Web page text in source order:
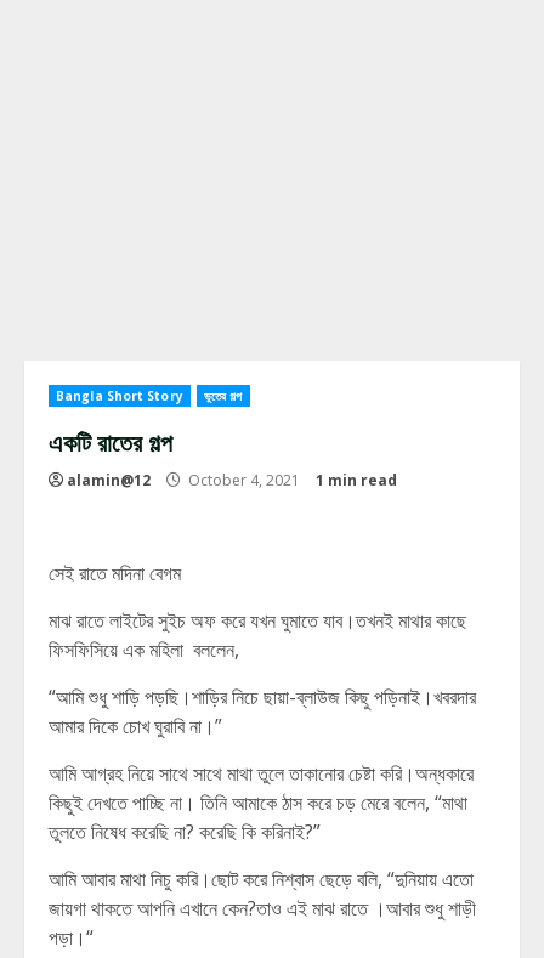
Bangla Short Story ভুতের গল্প
একটি রাতের গল্প
alamin@12 October 4, 2021 1 min read
সেই রাতে মদিনা বেগম
মাঝ রাতে লাইটের সুইচ অফ করে যখন ঘুমাতে যাব।তখনই মাথার কাছে
ফিসফিসিয়ে এক মহিলা বললেন,
“আমি শুধু শাড়ি পড়ছি।শাড়ির নিচে ছায়া-ব্লাউজ কিছু পড়িনাই।খবরদার
আমার দিকে চোখ ঘুরাবি না।”
আমি আগ্রহ নিয়ে সাথে সাথে মাথা তুলে তাকানোর চেষ্টা করি।অন্ধকারে
কিছুই দেখতে পাচ্ছি না। তিনি আমাকে ঠাস করে চড় মেরে বলেন, “মাথা
তুলতে নিষেধ করেছি না? করেছি কি করিনাই?”
আমি আবার মাথা নিচু করি।ছোট করে নিশ্বাস ছেড়ে বলি, “দুনিয়ায় এতো
জায়গা থাকতে আপনি এখানে কেন?তাও এই মাঝ রাতে ।আবার শুধু শাড়ী
পড়া।“